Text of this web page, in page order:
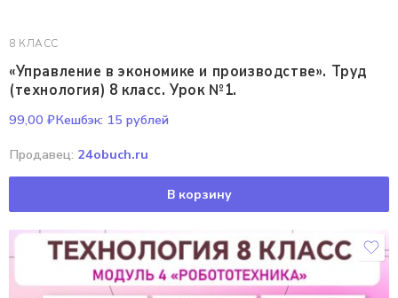
8 КЛАСС
«Управление в экономике и производстве». Труд
(технология) 8 класс. Урок №1.
99,00 ₽Кешбэк: 15 рублей
Продавец: 24obuch.ru
В корзину